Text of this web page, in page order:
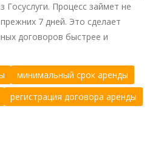
Госуслуги. Процесс займет не
7 дней. Это сделает
договоров быстрее и
минимальный срок аренды
регистрация договора аренды